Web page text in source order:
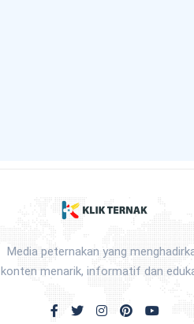
Media peternakan yang
konten menarik, informatif dan